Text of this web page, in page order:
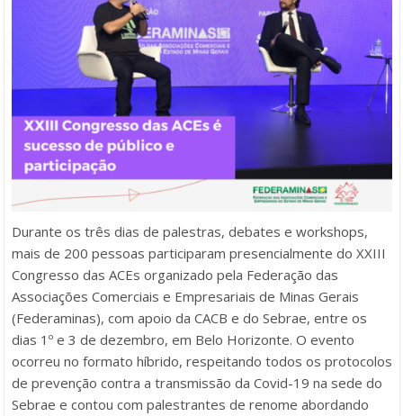
Durante os três dias de palestras, debates e workshops,
mais de 200 pessoas participaram presencialmente do XXIII
Congresso das ACEs organizado pela Federação das
Associações Comerciais e Empresariais de Minas Gerais
(Federaminas), com apoio da CACB e do Sebrae, entre os
dias 1º e 3 de dezembro, em Belo Horizonte. O evento
ocorreu no formato híbrido, respeitando todos os protocolos
de prevenção contra a transmissão da Covid-19 na sede do
Sebrae e contou com palestrantes de renome abordando